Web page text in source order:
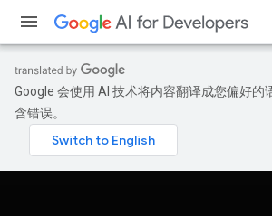
Google 会使用 AI 技术将内容翻译成您偏好的
含错误。